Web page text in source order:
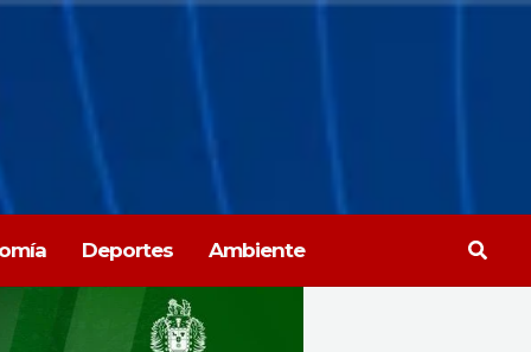
Deportes Ambiente Buscar